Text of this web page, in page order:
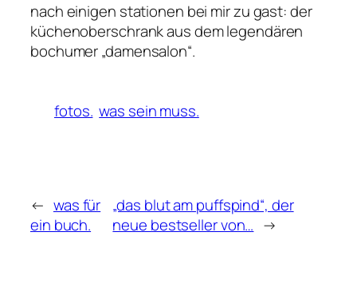
nach einigen stationen bei mir zu gast: der
küchenoberschrank aus dem legendären
bochumer „damensalon“.
fotos. was sein muss.
← was für
ein buch.
„das blut am puffspind“, der
neue bestseller von… →